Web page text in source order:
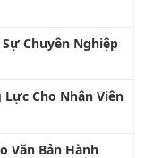
Chuyên Nghiệp
Lực Cho Nhân Viên
Văn Bản Hành